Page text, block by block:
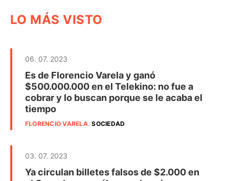
LO MÁS VISTO
06. 07. 2023
Es de Florencio Varela y ganó
$500.000.000 en el Telekino: no fue a
cobrar y lo buscan porque se le acaba el
tiempo
FLORENCIO VARELA.SOCIEDAD
03. 07. 2023
Ya circulan billetes falsos de $2.000 en